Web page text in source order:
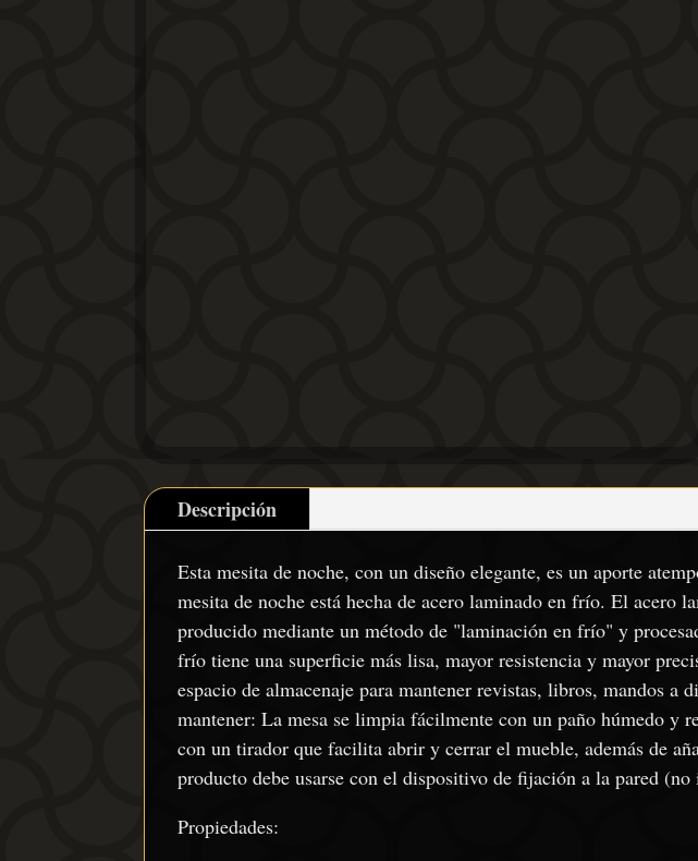
Descripción
Esta mesita de noche, con un diseño elegante, es un aporte
mesita de noche está hecha de acero laminado en frío. El acero
producido mediante un método de "laminación en frío" y
frío tiene una superficie más lisa, mayor resistencia y mayor
espacio de almacenaje para mantener revistas, libros, mandos
mantener: La mesa se limpia fácilmente con un paño húmedo y
con un tirador que facilita abrir y cerrar el mueble, además de
producto debe usarse con el dispositivo de fijación a la pared
Propiedades: